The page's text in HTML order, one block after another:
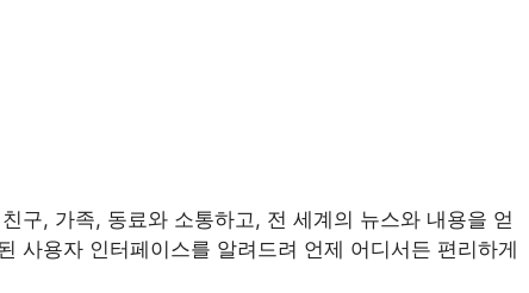
구, 가족, 동료와 소통하고, 전 세계의 뉴스와 내용을 얻
사용자 인터페이스를 알려드려 언제 어디서든 편리하게